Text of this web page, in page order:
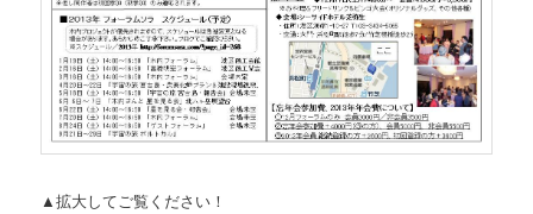
▲拡大してご覧ください！